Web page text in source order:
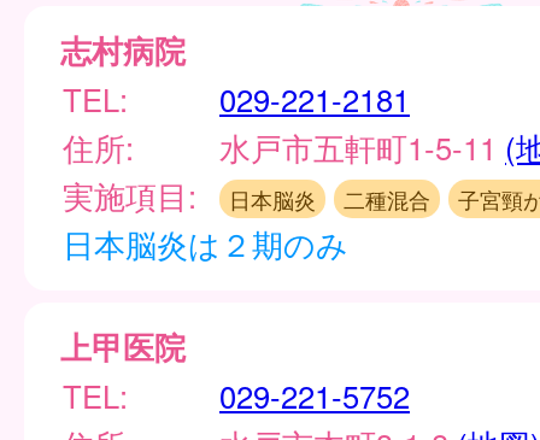
志村病院
TEL:
029-221-2181
住所:
水戸市五軒町1-5-11 (
実施項目:
日本脳炎 二種混合 子宮頸
日本脳炎は２期のみ
上甲医院
TEL:
029-221-5752